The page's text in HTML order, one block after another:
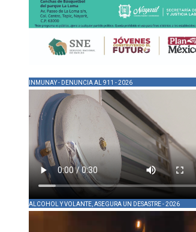
INMUNAY - DENUNCIA AL 911 - 2026
ALCOHOL Y VOLANTE, ASEGURA UN DESASTRE - 2026